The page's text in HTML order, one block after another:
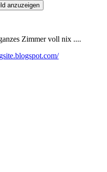
anzuzeigen
Zimmer voll nix ....